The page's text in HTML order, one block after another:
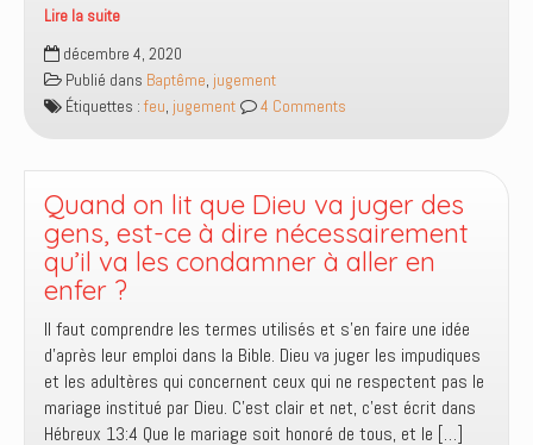
Lire la suite
Qu’est-
ce
que
le
de
feu
dans
la
Bible
?
décembre 4, 2020
Publié dans Baptême, jugement
Étiquettes : feu, jugement 4 Comments
Quand on lit que Dieu va juger des
gens, est-ce à dire nécessairement
qu’il va les condamner à aller en
enfer ?
Il faut comprendre les termes utilisés et s’en faire une idée
d’après leur emploi dans la Bible. Dieu va juger les impudiques
et les adultères qui concernent ceux qui ne respectent pas le
mariage institué par Dieu. C’est clair et net, c’est écrit dans
Hébreux 13:4 Que le mariage soit honoré de tous, et le […]